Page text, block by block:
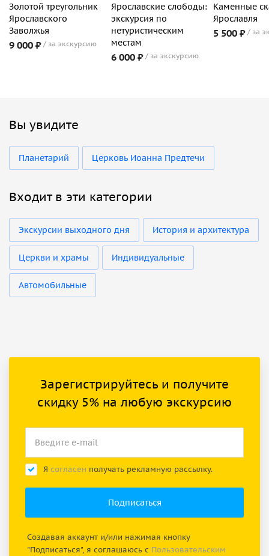
Золотой треугольник
Ярославского
Заволжья
9 000 ₽ за экскурсию
Ярославские слободы:
экскурсия по
нетуристическим
местам
6 000 ₽ за экскурсию
Каменные
Ярославля
5 500 ₽ за
Вы увидите
Планетарий Церковь Иоанна Предтечи
Входит в эти категории
Экскурсии выходного дня История и архитектура
Церкви и храмы Индивидуальные
Автомобильные
Зарегистрируйтесь и получите
скидку 5% на любую экскурсию
Я согласен получать рекламную рассылку.
Создавая аккаунт и/или нажимая кнопку
"Подписаться", я соглашаюсь с Пользовательским